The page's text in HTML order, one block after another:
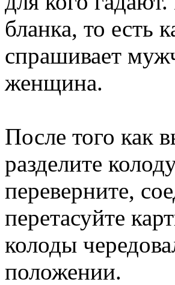
бланка, то
спрашивает
женщина.
После того как
разделите
переверните,
перетасуйте
колоды
положении.